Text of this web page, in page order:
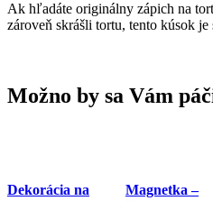
Ak hľadáte originálny zápich na
zároveň skrášli tortu, tento kúsok
Možno by sa Vám
Dekorácia na
Magnetka –